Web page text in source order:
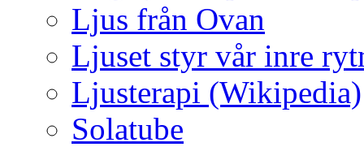
Ljus från Ovan
Ljuset styr vår inre
Ljusterapi (Wikipedia)
Solatube